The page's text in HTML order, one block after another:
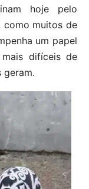
hoje pelo
como muitos de
um papel
difíceis de